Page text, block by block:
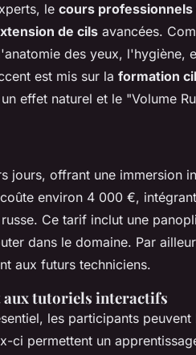
le cours professionnels
de cils avancées.
des yeux, l'hygiène,
est mis sur la formation
effet naturel et le "Volume
jours, offrant une immersion
environ 4 000 €,
Ce tarif inclut une
dans le domaine. Par
aux futurs techniciens.
aux tutoriels interactifs
les participants
ci permettent un